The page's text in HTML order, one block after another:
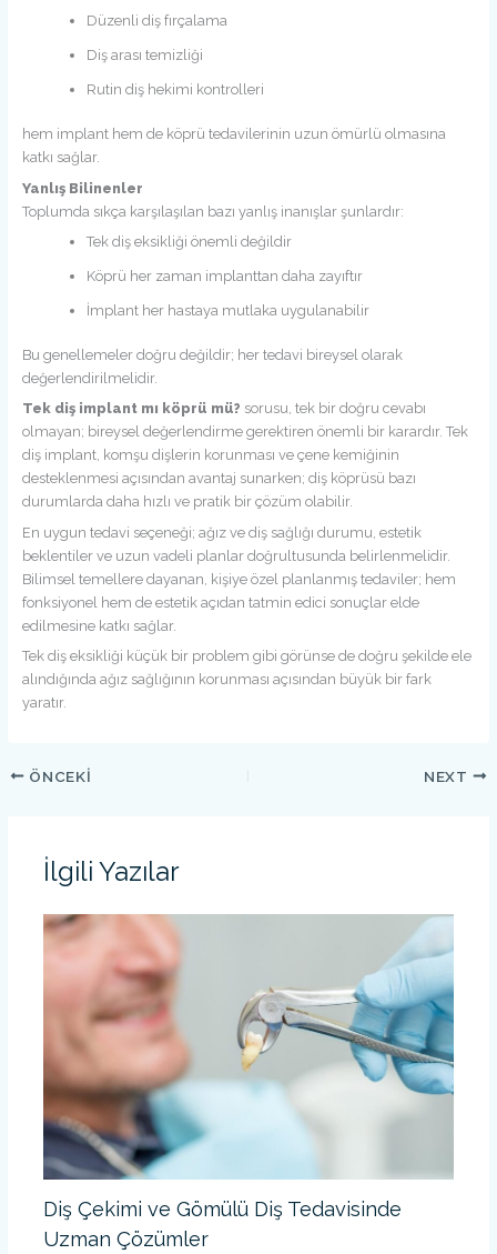
Düzenli diş fırçalama
Diş arası temizliği
Rutin diş hekimi kontrolleri
hem implant hem de köprü tedavilerinin uzun ömürlü olmasına
katkı sağlar.
Yanlış Bilinenler
Toplumda sıkça karşılaşılan bazı yanlış inanışlar şunlardır:
Tek diş eksikliği önemli değildir
Köprü her zaman implanttan daha zayıftır
İmplant her hastaya mutlaka uygulanabilir
Bu genellemeler doğru değildir; her tedavi bireysel olarak
değerlendirilmelidir.
Tek diş implant mı köprü mü? sorusu, tek bir doğru cevabı
olmayan; bireysel değerlendirme gerektiren önemli bir karardır. Tek
diş implant, komşu dişlerin korunması ve çene kemiğinin
desteklenmesi açısından avantaj sunarken; diş köprüsü bazı
durumlarda daha hızlı ve pratik bir çözüm olabilir.
En uygun tedavi seçeneği; ağız ve diş sağlığı durumu, estetik
beklentiler ve uzun vadeli planlar doğrultusunda belirlenmelidir.
Bilimsel temellere dayanan, kişiye özel planlanmış tedaviler; hem
fonksiyonel hem de estetik açıdan tatmin edici sonuçlar elde
edilmesine katkı sağlar.
Tek diş eksikliği küçük bir problem gibi görünse de doğru şekilde ele
alındığında ağız sağlığının korunması açısından büyük bir fark
yaratır.
ÖNCEKI NEXT
İlgili Yazılar
Diş Çekimi ve Gömülü Diş Tedavisinde
Uzman Çözümler